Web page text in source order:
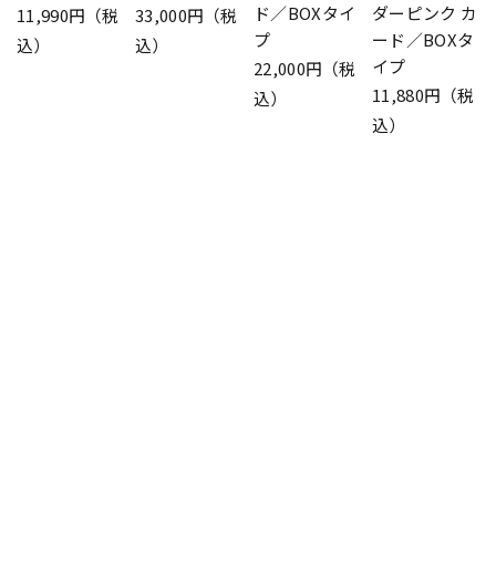
11,990円（税
込）
33,000円（税
込）
ド／BOXタイ
プ
22,000円（税
込）
ダーピンク カ
ード／BOXタ
イプ
11,880円（税
込）